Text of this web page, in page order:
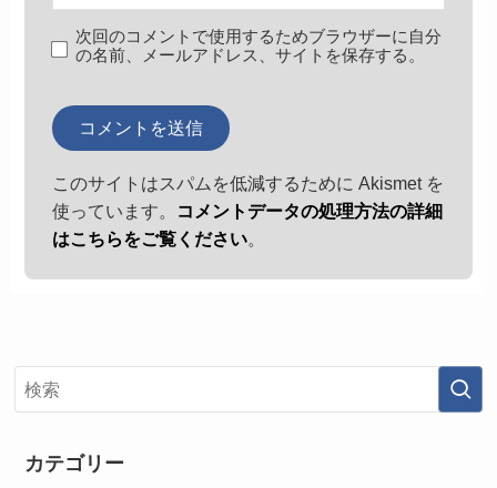
次回のコメントで使用するためブラウザーに自分
の名前、メールアドレス、サイトを保存する。
このサイトはスパムを低減するために Akismet を
使っています。
コメントデータの処理方法の詳細
はこちらをご覧ください。
カテゴリー